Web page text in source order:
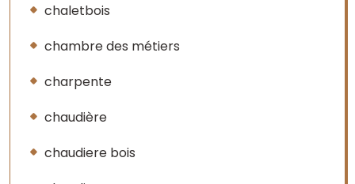
chaletbois
chambre des métiers
charpente
chaudière
chaudiere bois